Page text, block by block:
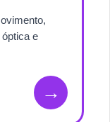
e
→